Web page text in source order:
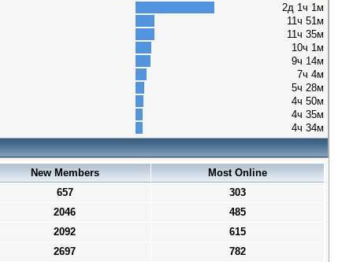
2д 1ч 1м
11ч 51м
11ч 35м
10ч 1м
9ч 14м
7ч 4м
5ч 28м
4ч 50м
4ч 35м
4ч 34м
New Members
Most Online
657
303
2046
485
2092
615
2697
782